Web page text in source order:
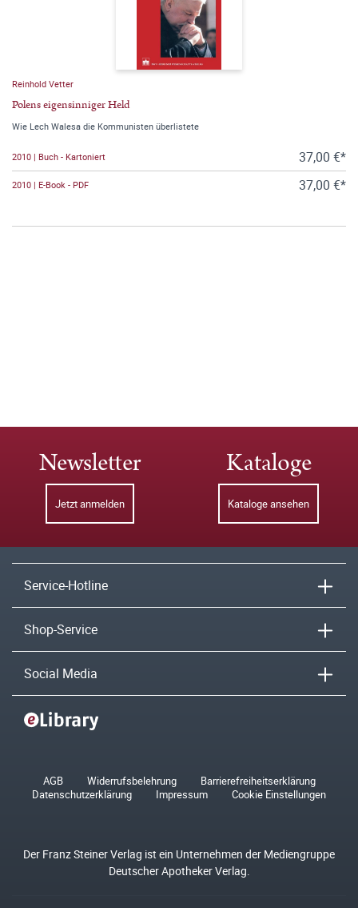
Reinhold Vetter
Polens eigensinniger Held
Wie Lech Walesa die Kommunisten überlistete
2010 | Buch - Kartoniert 37,00 €*
2010 | E-Book - PDF 37,00 €*
Newsletter
Jetzt anmelden
Kataloge
Kataloge ansehen
Service-Hotline
Shop-Service
Social Media
AGB Widerrufsbelehrung
Barrierefreiheitserklärung
Datenschutzerklärung
Impressum Cookie Einstellungen
Der Franz Steiner Verlag ist ein Unternehmen der Mediengruppe
Deutscher Apotheker Verlag.